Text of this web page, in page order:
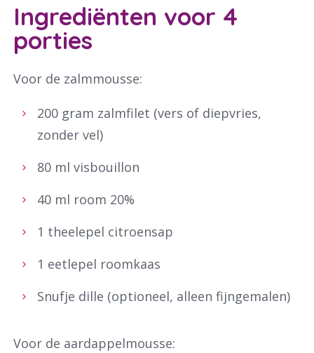
Ingrediënten voor 4
porties
Voor de zalmmousse:
200 gram zalmfilet (vers of diepvries,
zonder vel)
80 ml visbouillon
40 ml room 20%
1 theelepel citroensap
1 eetlepel roomkaas
Snufje dille (optioneel, alleen fijngemalen)
Voor de aardappelmousse: